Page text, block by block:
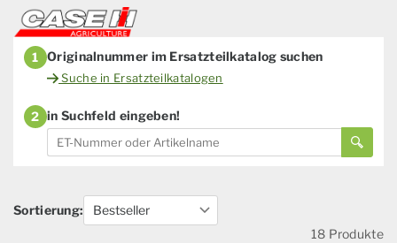
1 Originalnummer im Ersatzteilkatalog suchen
Suche in Ersatzteilkatalogen
2 in Suchfeld eingeben!
Sortierung:
18 Produkte